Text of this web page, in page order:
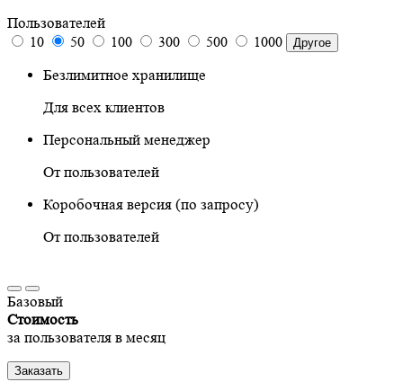
Пользователей
10
50 100 300 500 1000 Другое
Безлимитное хранилище
Для всех клиентов
Персональный менеджер
Отпользователей
Коробочная версия (по запросу)
Отпользователей
Базовый
Стоимость
за пользователя в месяц
Заказать